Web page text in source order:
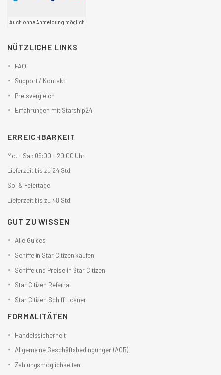
Auch ohne Anmeldung möglich
NÜTZLICHE LINKS
FAQ
Support / Kontakt
Preisvergleich
Erfahrungen mit Starship24
ERREICHBARKEIT
Mo. - Sa.: 09:00 - 20:00 Uhr
Lieferzeit bis zu 24 Std.
So. & Feiertage:
Lieferzeit bis zu 48 Std.
GUT ZU WISSEN
Alle Guides
Schiffe in Star Citizen kaufen
Schiffe und Preise in Star Citizen
Star Citizen Referral
Star Citizen Schiff Loaner
FORMALITÄTEN
Handelssicherheit
Allgemeine Geschäftsbedingungen (AGB)
Zahlungsmöglichkeiten